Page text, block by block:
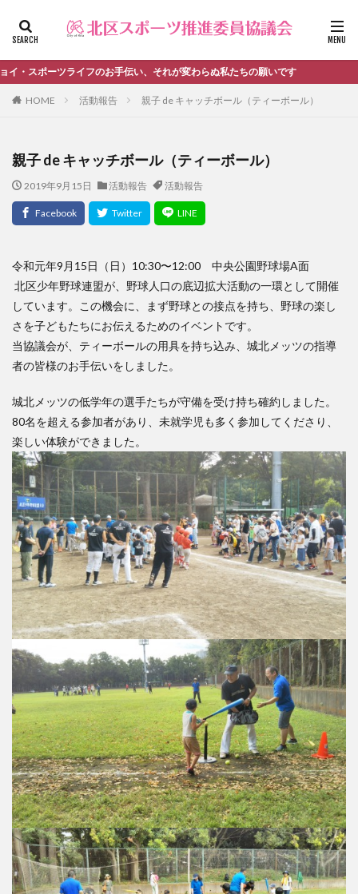
ーツライフのお手伝い、それが変わらぬ私たちの願いです
HOME 活動報告 親子 de キャッチボール（ティーボール）
親子 de キャッチボール（ティーボール）
2019年9月15日 活動報告 活動報告
令和元年9月15日（日）10:30〜12:00 中央公園野球場A面
北区少年野球連盟が、野球人口の底辺拡大活動の一環として開催
しています。この機会に、まず野球との接点を持ち、野球の楽し
さを子どもたちにお伝えるためのイベントです。
当協議会が、ティーボールの用具を持ち込み、城北メッツの指導
者の皆様のお手伝いをしました。
城北メッツの低学年の選手たちが守備を受け持ち確約しました。
80名を超える参加者があり、未就学児も多く参加してくださり、
楽しい体験ができました。
ファッション デザイン 流行
カテゴリー
＃活動報告 kitacup past
schedule
おしらせ
お知らせ キンボール
メンバー募集中のチーム
ワークショップ
健康ハイキング委員会からのご案内
北区スポーツ推進委員
北区のスポーツチーム
卓球
活動報告
生涯スポーツ
田端文士ウォーク
講習会のご報告
検索